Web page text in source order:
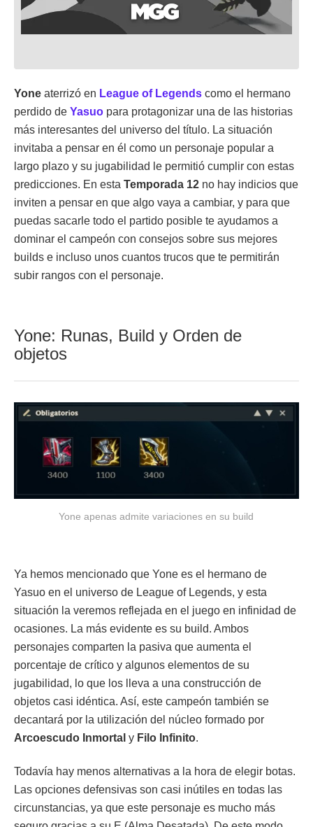
Yone aterrizó en League of Legends como el hermano
perdido de Yasuo para protagonizar una de las historias
más interesantes del universo del título. La situación
invitaba a pensar en él como un personaje popular a
largo plazo y su jugabilidad le permitió cumplir con estas
predicciones. En esta Temporada 12 no hay indicios que
inviten a pensar en que algo vaya a cambiar, y para que
puedas sacarle todo el partido posible te ayudamos a
dominar el campeón con consejos sobre sus mejores
builds e incluso unos cuantos trucos que te permitirán
subir rangos con el personaje.
Yone: Runas, Build y Orden de
objetos
Yone apenas admite variaciones en su build
Ya hemos mencionado que Yone es el hermano de
Yasuo en el universo de League of Legends, y esta
situación la veremos reflejada en el juego en infinidad de
ocasiones. La más evidente es su build. Ambos
personajes comparten la pasiva que aumenta el
porcentaje de crítico y algunos elementos de su
jugabilidad, lo que los lleva a una construcción de
objetos casi idéntica. Así, este campeón también se
decantará por la utilización del núcleo formado por
Arcoescudo Inmortal y Filo Infinito.
Todavía hay menos alternativas a la hora de elegir botas.
Las opciones defensivas son casi inútiles en todas las
circunstancias, ya que este personaje es mucho más